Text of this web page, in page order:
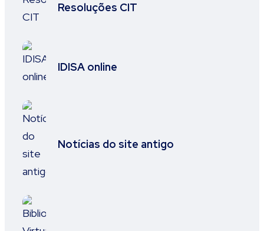
Resoluções CIT
IDISA online
Notícias do site antigo